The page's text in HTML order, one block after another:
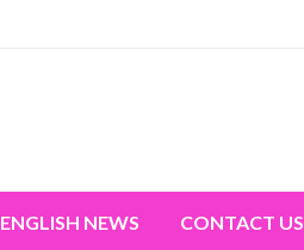
ENGLISH NEWS CONTACT US